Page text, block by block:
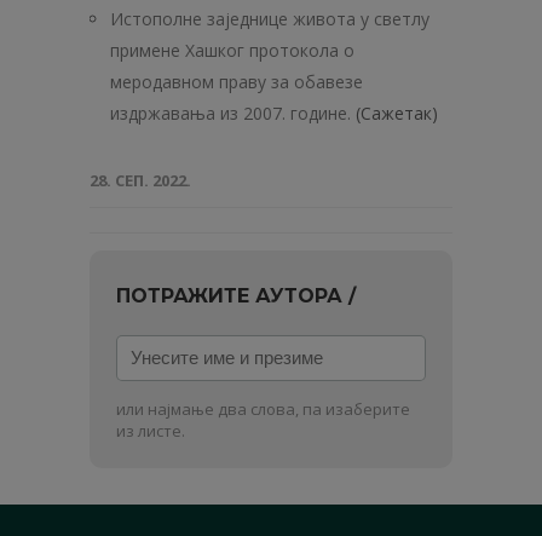
Истополне заједнице живота у светлу
примене Хашког протокола о
меродавном праву за обавезе
издржавања из 2007. године. (Сажетак)
28. СЕП. 2022.
ПОТРАЖИТЕ АУТОРА /
Унесите
име
и
презиме
или најмање два слова, па изаберите
из листе.